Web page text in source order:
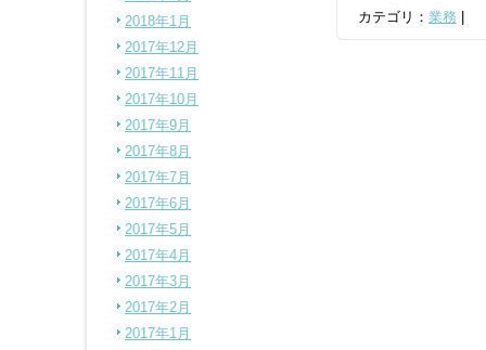
カテゴリ： 業務
2018年1月
2017年12月
2017年11月
2017年10月
2017年9月
2017年8月
2017年7月
2017年6月
2017年5月
2017年4月
2017年3月
2017年2月
2017年1月